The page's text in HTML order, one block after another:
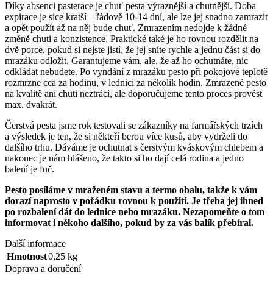
Díky absenci pasterace je chuť pesta výraznější a chutnější. Doba
expirace je sice kratší – řádově 10-14 dní, ale lze jej snadno zamrazit
a opět použít až na něj bude chuť. Zmrazením nedojde k žádné
změně chuti a konzistence. Praktické také je ho rovnou rozdělit na
dvě porce, pokud si nejste jistí, že jej sníte rychle a jednu část si do
mrazáku odložit. Garantujeme vám, ale, že až ho ochutnáte, nic
odkládat nebudete. Po vyndání z mrazáku pesto při pokojové teplotě
rozmrzne cca za hodinu, v lednici za několik hodin. Zmrazené pesto
na kvalitě ani chuti neztrácí, ale doporučujeme tento proces provést
max. dvakrát.
Čerstvá pesta jsme rok testovali se zákazníky na farmářských trzích
a výsledek je ten, že si někteří berou více kusů, aby vydrželi do
dalšího trhu. Dáváme je ochutnat s čerstvým kváskovým chlebem a
nakonec je nám hlášeno, že takto si ho dají celá rodina a jedno
balení je fuč.
Pesto posíláme v mraženém stavu a termo obalu, takže k vám
dorazí naprosto v pořádku rovnou k použití. Je třeba jej ihned
po rozbalení dát do lednice nebo mrazáku. Nezapomeňte o tom
informovat i někoho dalšího, pokud by za vás balík přebíral.
Další informace
Hmotnost0,25 kg
Doprava a doručení